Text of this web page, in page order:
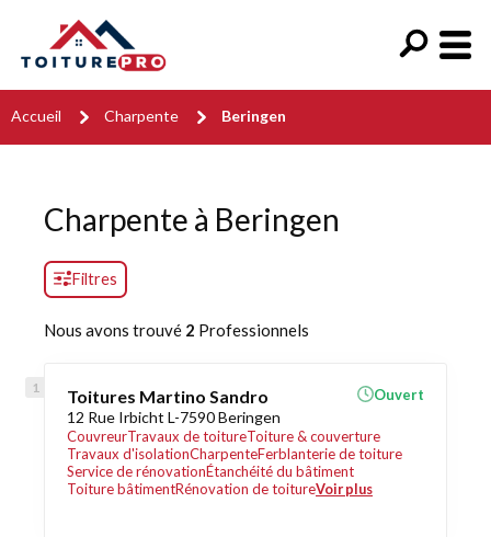
Accueil Charpente Beringen
Charpente à Beringen
Filtres
Nous avons trouvé 2 Professionnels
Toitures Martino Sandro
12 Rue Irbicht L-7590 Beringen
CouvreurTravaux de toitureToiture & couverture
Travaux d'isolationCharpenteFerblanterie de toiture
Service de rénovationÉtanchéité du bâtiment
Toiture bâtimentRénovation de toitureVoir plus
Ouvert